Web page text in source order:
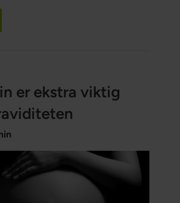
hos gravide kvinner.
er ekstra viktig